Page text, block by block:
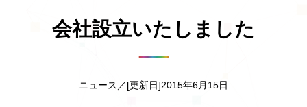
会社設立いたしました
ニュース／[更新日]2015年6月15日